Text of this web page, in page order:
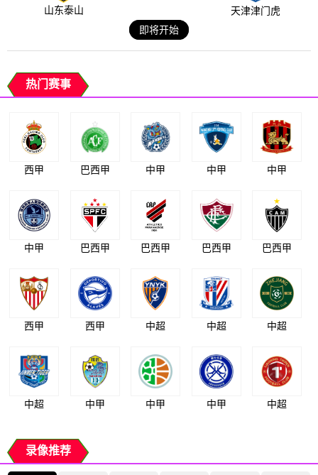
山东泰山
天津津门虎
即将开始
热门赛事
西甲 巴西甲 中甲 中甲 中甲
中甲 巴西甲 巴西甲 巴西甲 巴西甲
西甲 西甲 中超 中超 中超
中超 中甲 中甲 中甲 中超
录像推荐